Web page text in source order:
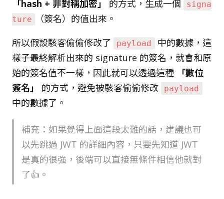
「hash + 非對稱加密」
的方式，生成一個
signa
ture
（簽名）的值出來。
所以假設駭客偷偷修改了
payload
中的數據，這
樣子最終解析出來的 signature 的簽名，就會和原
始的簽名值不一樣，因此就可以透過這種
「數位
簽名」
的方式，避免被駭客偷偷修改 payload
中的數據了。
補充：如果覺得上面這段太難的話，建議也可
以先跳過 JWT 的詳細內容，只要先知道 JWT
是真的很強，後端可以直接無條件相信他就對
了👍。